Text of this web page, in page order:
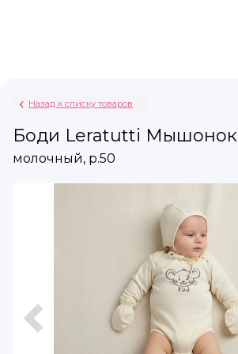
Назад к списку товаров
Боди Leratutti Мышонок
молочный, р.50